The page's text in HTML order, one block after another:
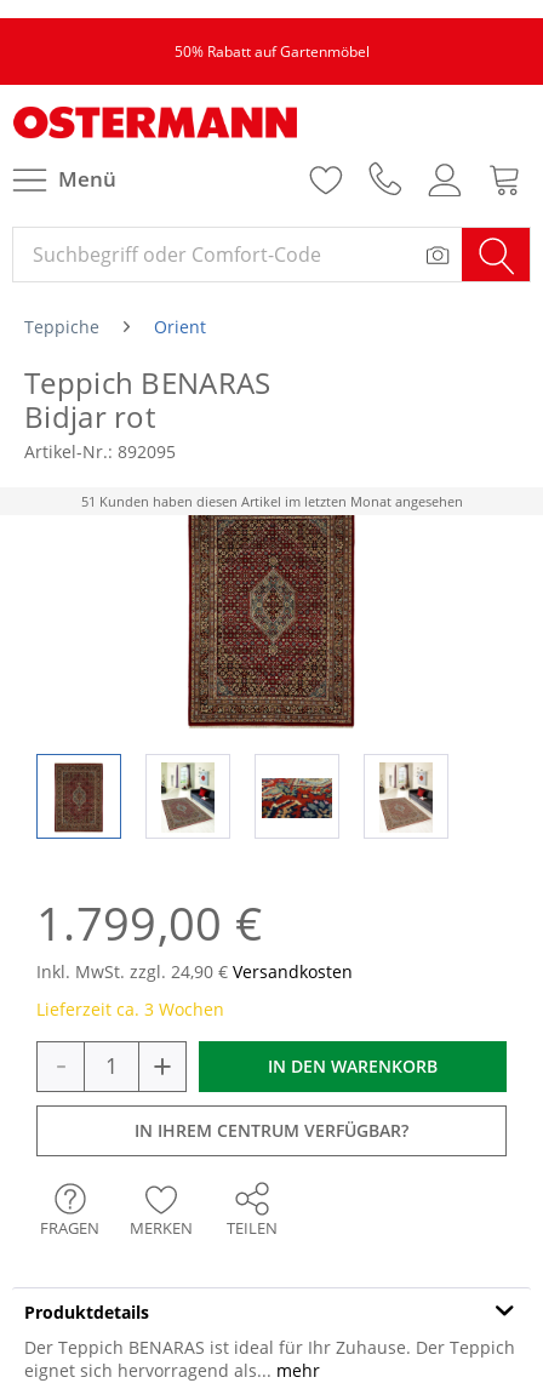
50% Rabatt auf Gartenmöbel
Menü
Teppiche Orient
Teppich BENARAS
Bidjar rot
Artikel-Nr.: 892095
51 Kunden haben diesen Artikel im letzten Monat angesehen
1.799,00 €
Inkl. MwSt. zzgl. 24,90 € Versandkosten
Lieferzeit ca. 3 Wochen
- + IN DEN WARENKORB
IN IHREM CENTRUM VERFÜGBAR?
FRAGEN MERKEN TEILEN
Produktdetails
Der Teppich BENARAS ist ideal für Ihr Zuhause. Der Teppich
eignet sich hervorragend als... mehr